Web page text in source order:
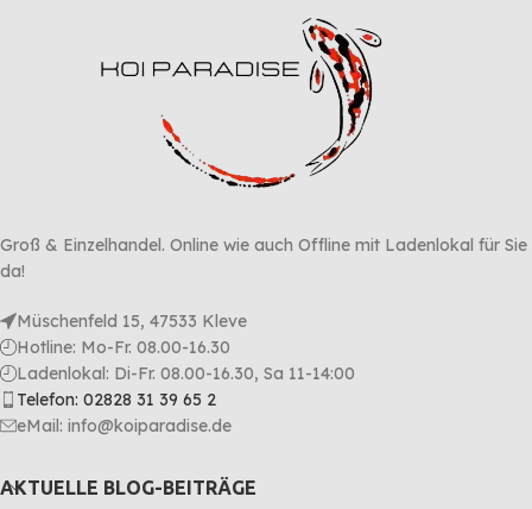
Groß & Einzelhandel. Online wie auch Offline mit Ladenlokal für Sie
da!
Müschenfeld 15, 47533 Kleve
Hotline: Mo-Fr. 08.00-16.30
Ladenlokal: Di-Fr. 08.00-16.30, Sa 11-14:00
Telefon: 02828 31 39 65 2
eMail: info@koiparadise.de
AKTUELLE BLOG-BEITRÄGE